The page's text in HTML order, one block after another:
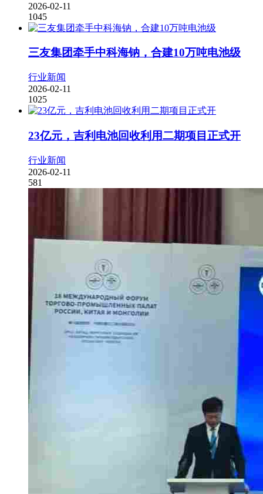
2026-02-11
1045
三友集团牵手中科海钠，合建10万吨电池级
行业新闻
2026-02-11
1025
23亿元，吉利电池回收利用二期项目正式开
行业新闻
2026-02-11
581